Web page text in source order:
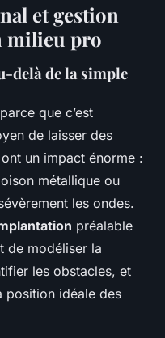
et gestion
milieu pro
delà de la simple
que c’est
de laisser des
un impact énorme :
métallique ou
les ondes.
préalable
de modéliser la
les obstacles, et
position idéale des